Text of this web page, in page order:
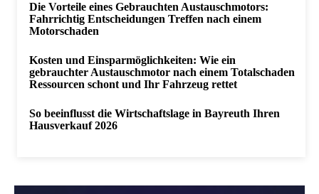
Die Vorteile eines Gebrauchten Austauschmotors:
Fahrrichtig Entscheidungen Treffen nach einem
Motorschaden
Kosten und Einsparmöglichkeiten: Wie ein
gebrauchter Austauschmotor nach einem Totalschaden
Ressourcen schont und Ihr Fahrzeug rettet
So beeinflusst die Wirtschaftslage in Bayreuth Ihren
Hausverkauf 2026